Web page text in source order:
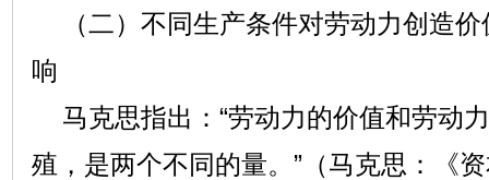
（二）不同生产条件对劳动力创造价
响
马克思指出：“劳动力的价值和劳动
殖，是两个不同的量。”（马克思：《